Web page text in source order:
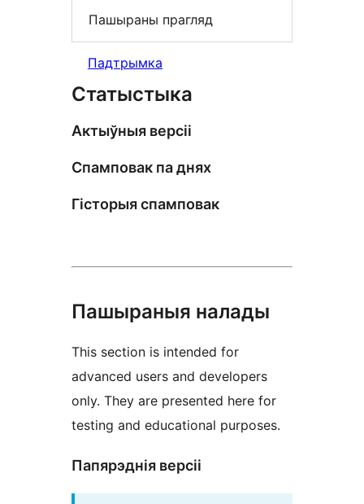
Пашыраны прагляд
Падтрымка
Статыстыка
Актыўныя версіі
Спамповак па днях
Гісторыя спамповак
Пашыраныя налады
This section is intended for
advanced users and developers
only. They are presented here for
testing and educational purposes.
Папярэднія версіі